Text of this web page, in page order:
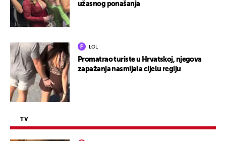
užasnog ponašanja
LOL
Promatrao turiste u Hrvatskoj, njegova
zapažanja nasmijala cijelu regiju
TV